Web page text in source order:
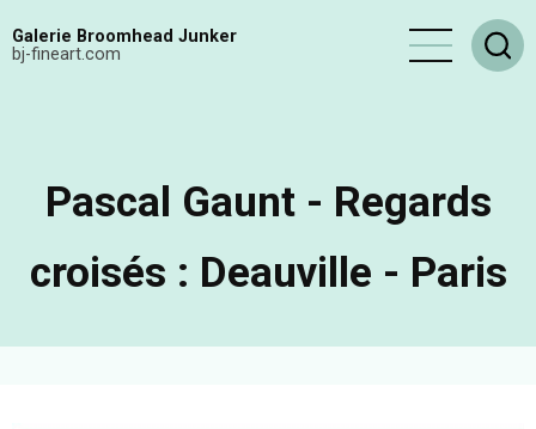
auGalerie Broomhead Junker
bj-fineart.com
Pascal Gaunt - Regards
croisés : Deauville - Paris